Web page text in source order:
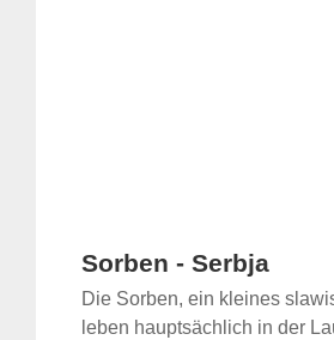
Sorben - Serbja
Die Sorben, ein kleines
leben hauptsächlich in der